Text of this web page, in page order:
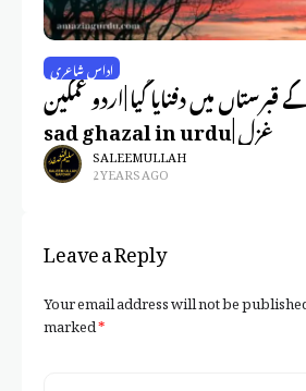
اداس شاعری
میں دفنایا گیا |اردو غمگین
غزل |sad ghazal in urdu
SALEEM ULLAH
2 YEARS AGO
Leave a Reply
Your email address will not be
marked*